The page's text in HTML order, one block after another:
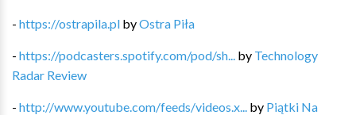
- https://ostrapila.pl byOstra Piła
- https://podcasters.spotify.com/pod/sh... by Technology
Radar Review
- http://www.youtube.com/feeds/videos.x... by Piątki Na